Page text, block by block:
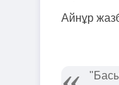
Айнұр